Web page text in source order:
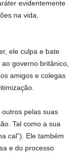
evidentemente
na vida,
ele culpa e bate
governo britânico,
amigos e colegas
pelas suas
Tal como a sua
cal”). Ele também
e do processo